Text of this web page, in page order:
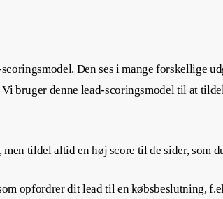
Den ses i mange forskellige
bruger denne lead-scoringsmodel til at
tildel altid en høj score til de sider, som
opfordrer dit lead til en købsbeslutning,